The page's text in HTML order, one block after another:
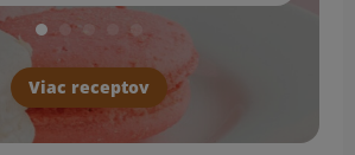
Viac receptov